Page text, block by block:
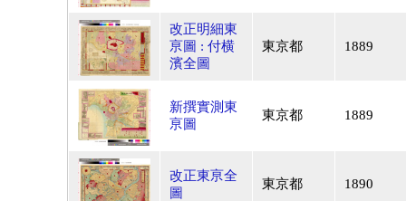
改正明細東
亰圖 : 付横
濱全圖
東京都 1889
新撰實測東
亰圖
東京都 1889
改正東亰全
圖
東京都 1890